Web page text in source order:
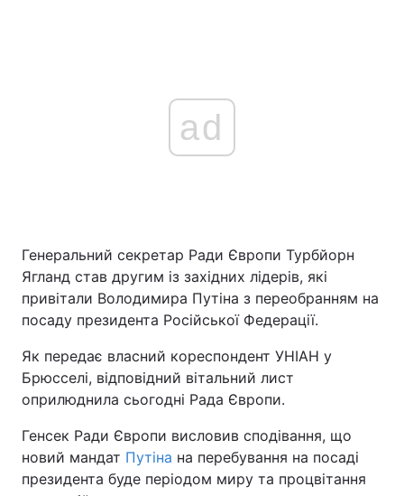
ad
Генеральний секретар Ради Європи Турбйорн
Ягланд став другим із західних лідерів, які
привітали Володимира Путіна з переобранням на
посаду президента Російської Федерації.
Як передає власний кореспондент УНІАН у
Брюсселі, відповідний вітальний лист
оприлюднила сьогодні Рада Європи.
Генсек Ради Європи висловив сподівання, що
новий мандат Путіна на перебування на посаді
президента буде періодом миру та процвітання